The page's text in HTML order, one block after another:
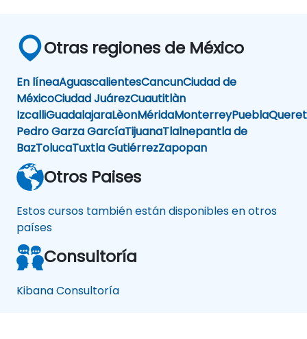
Otras regiones de México
En líneaAguascalientesCancunCiudad de
MéxicoCiudad JuárezCuautitlàn
IzcalliGuadalajaraLèonMéridaMonterreyPuebla
Pedro Garza GarcíaTijuanaTlalnepantla de
BazTolucaTuxtla GutiérrezZapopan
Otros Paises
Estos cursos también están disponibles en otros
países
Consultoría
Kibana Consultoría